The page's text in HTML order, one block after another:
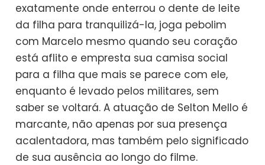
exatamente onde enterrou o dente de leite
da filha para tranquilizá-la, joga pebolim
com Marcelo mesmo quando seu coração
está aflito e empresta sua camisa social
para a filha que mais se parece com ele,
enquanto é levado pelos militares, sem
saber se voltará. A atuação de Selton Mello é
marcante, não apenas por sua presença
acalentadora, mas também pelo significado
de sua ausência ao longo do filme.